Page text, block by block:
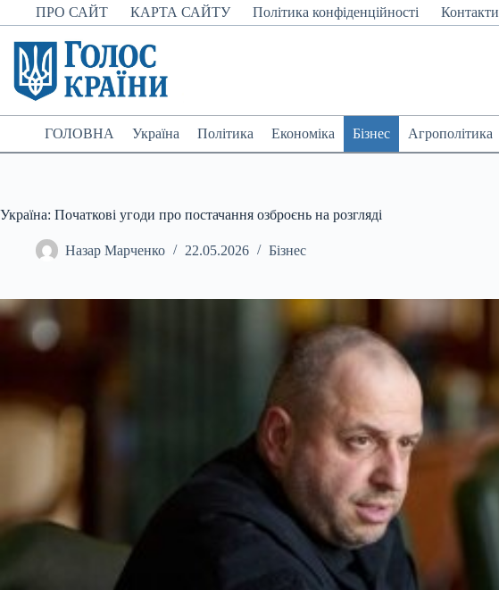
Перейти
до
вмісту
ПРО САЙТ КАРТА САЙТУ Політика конфіденційності Контакти
ГОЛОВНА Україна Політика Економіка Бізнес Агрополітика
Україна: Початкові угоди про постачання озброєнь на розгляді
Назар Марченко 22.05.2026 Бізнес